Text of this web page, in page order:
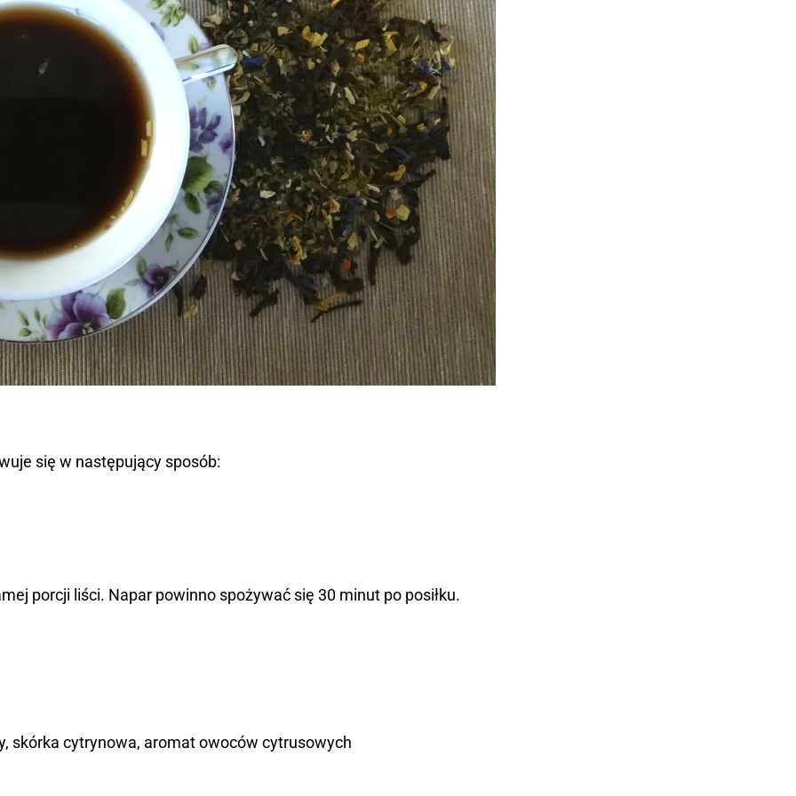
się w następujący sposób:
porcji liści. Napar powinno spożywać się 30 minut po posiłku.
skórka cytrynowa, aromat owoców cytrusowych